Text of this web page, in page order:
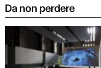
Da non perdere